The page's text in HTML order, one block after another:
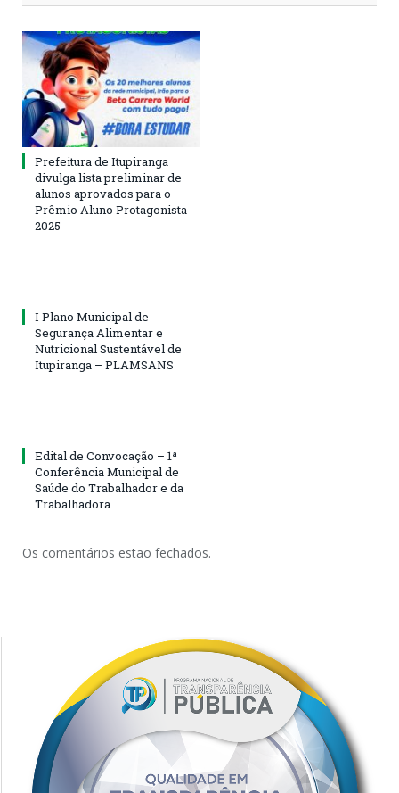
Prefeitura de Itupiranga
divulga lista preliminar de
alunos aprovados para o
Prêmio Aluno Protagonista
2025
I Plano Municipal de
Segurança Alimentar e
Nutricional Sustentável de
Itupiranga – PLAMSANS
Edital de Convocação – 1ª
Conferência Municipal de
Saúde do Trabalhador e da
Trabalhadora
Os comentários estão fechados.